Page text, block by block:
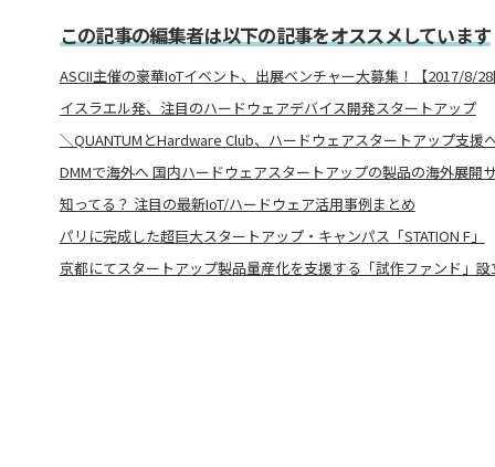
この記事の編集者は以下の記事をオススメしています
ASCII主催の豪華IoTイベント、出展ベンチャー大募集！【2017/8/28
イスラエル発、注目のハードウェアデバイス開発スタートアップ
＼QUANTUMとHardware Club、ハードウェアスタートアップ支援
DMMで海外へ 国内ハードウェアスタートアップの製品の海外展開
知ってる？ 注目の最新IoT/ハードウェア活用事例まとめ
パリに完成した超巨大スタートアップ・キャンパス「STATION F」
京都にてスタートアップ製品量産化を支援する「試作ファンド」設